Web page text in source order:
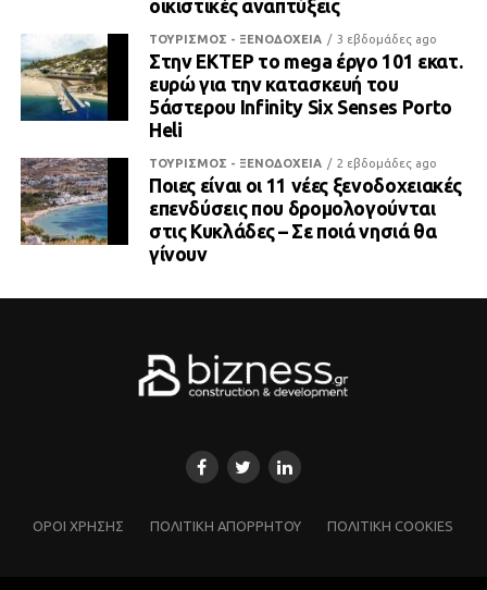
οικιστικές αναπτύξεις
ΤΟΥΡΙΣΜΟΣ - ΞΕΝΟΔΟΧΕΙΑ 3 εβδομάδες ago
Στην ΕΚΤΕΡ το mega έργο 101 εκατ.
ευρώ για την κατασκευή του
5άστερου Infinity Six Senses Porto
Heli
ΤΟΥΡΙΣΜΟΣ - ΞΕΝΟΔΟΧΕΙΑ 2 εβδομάδες ago
Ποιες είναι οι 11 νέες ξενοδοχειακές
επενδύσεις που δρομολογούνται
στις Κυκλάδες – Σε ποιά νησιά θα
γίνουν
ΌΡΟΙ ΧΡΗΣΗΣ ΠΟΛΙΤΙΚΗ ΑΠΟΡΡΗΤΟΥ ΠΟΛΙΤΙΚΗ COOKIES